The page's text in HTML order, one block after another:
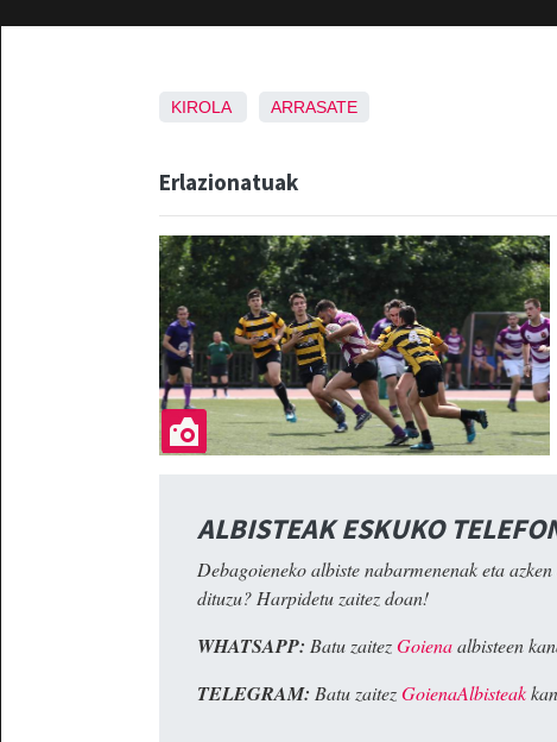
KIROLA ARRASATE
Erlazionatuak
ALBISTEAK ESKUKO
Debagoieneko albiste nabarmenenak eta
dituzu? Harpidetu zaitez doan!
WHATSAPP: Batu zaitezGoienaalbisteen
TELEGRAM: Batu zaitezGoienaAlbisteak